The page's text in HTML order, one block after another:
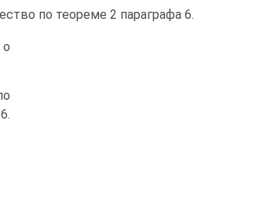
по теореме 2 параграфа 6.